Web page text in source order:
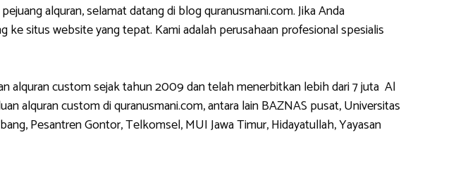
alquran, selamat datang di blog quranusmani.com. Jika Anda
situs website yang tepat. Kami adalah perusahaan profesional spesialis
alquran custom sejak tahun 2009 dan telah menerbitkan lebih dari 7 juta Al
alquran custom di quranusmani.com, antara lain BAZNAS pusat, Universitas
Pesantren Gontor, Telkomsel, MUI Jawa Timur, Hidayatullah, Yayasan